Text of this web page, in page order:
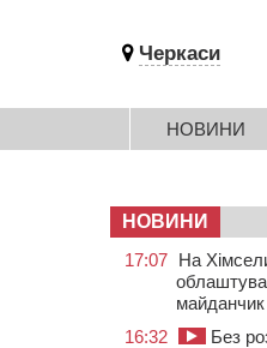
Черкаси
НОВИНИ
НОВИНИ
17:07 На
майданчик
16:32
Без